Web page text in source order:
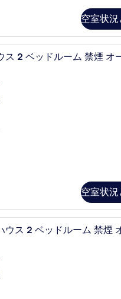
空室状
グランド ペントハ
ス 2 ベッドルーム 禁煙 オ
空室状
デラックス ペント
ウス 2 ベッドルーム 禁煙